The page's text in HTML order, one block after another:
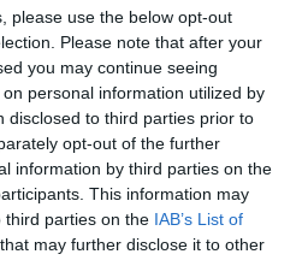
please use the below opt-out
Please note that after your
you may continue seeing
personal information utilized by
disclosed to third parties prior to
opt-out of the further
information by third parties on the
This information may
third parties on the IAB’s List of
that may further disclose it to other
πιο δομικό χαρακτήρα
μεταρρύθμιση